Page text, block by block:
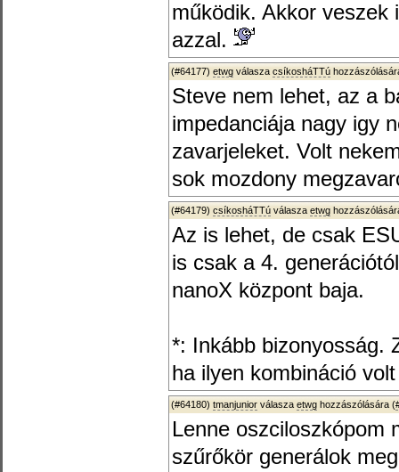
működik. Akkor veszek
azzal.
(#64177) etwg válasza csíkosháTTú
Steve nem lehet, az a
impedanciája nagy igy
zavarjeleket. Volt
sok mozdony
(#64179) csíkosháTTú válasza etwg
Az is lehet, de csak
is csak a 4.
nanoX központ baja.
*: Inkább bizonyosság.
ha ilyen kombináció
(#64180) tmanjunior válasza etwg hozzászólására (
Lenne oszciloszkópom
szűrőkör generálok